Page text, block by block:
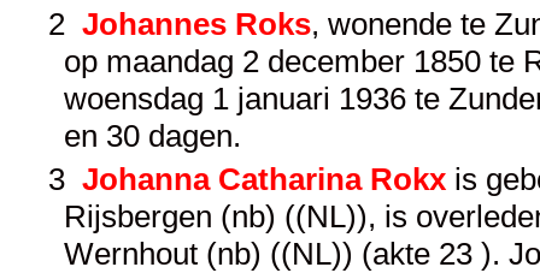
2 Johannes Roks, wonende te
op maandag 2 december 1850 te
woensdag 1 januari 1936 te
en 30 dagen.
3 Johanna Catharina Rokx is
Rijsbergen (nb) ((NL)), is
Wernhout (nb) ((NL)) (akte 23 ).